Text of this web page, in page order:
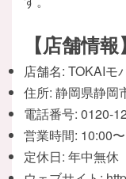
【店舗情報】
店舗名: TOKAIモ
住所: 静岡県静岡
電話番号: 0120-
営業時間: 10:00
定休日: 年中無休